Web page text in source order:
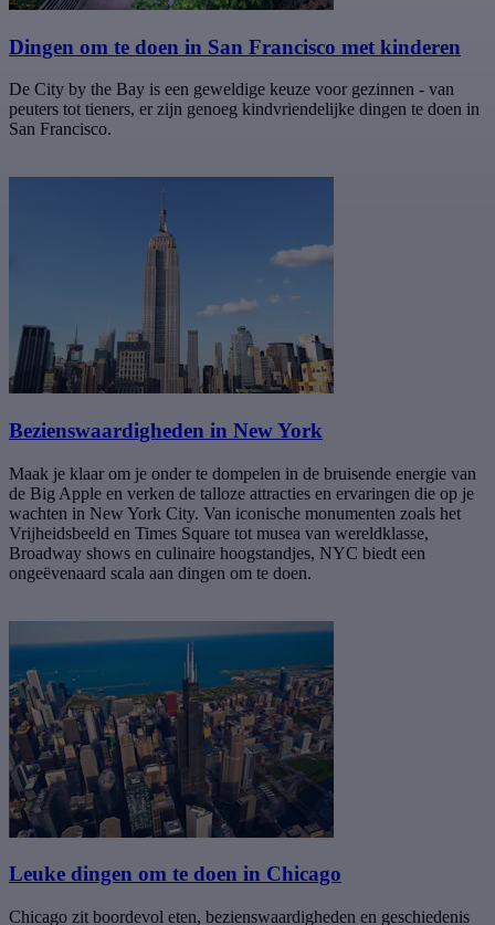
Dingen om te doen in San Francisco met kinderen
De City by the Bay is een geweldige keuze voor gezinnen - van
peuters tot tieners, er zijn genoeg kindvriendelijke dingen te doen in
San Francisco.
Bezienswaardigheden in New York
Maak je klaar om je onder te dompelen in de bruisende energie van
de Big Apple en verken de talloze attracties en ervaringen die op je
wachten in New York City. Van iconische monumenten zoals het
Vrijheidsbeeld en Times Square tot musea van wereldklasse,
Broadway shows en culinaire hoogstandjes, NYC biedt een
ongeëvenaard scala aan dingen om te doen.
Leuke dingen om te doen in Chicago
Chicago zit boordevol eten, bezienswaardigheden en geschiedenis